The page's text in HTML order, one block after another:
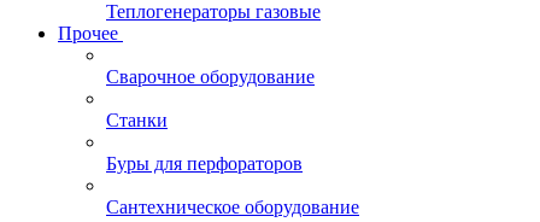
Теплогенераторы газовые
Прочее
Сварочное оборудование
Станки
Буры для перфораторов
Сантехническое оборудование